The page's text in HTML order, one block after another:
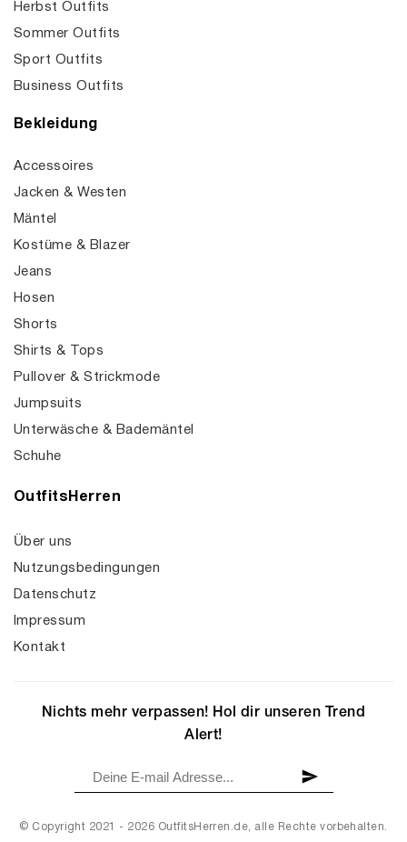
Herbst Outfits
Sommer Outfits
Sport Outfits
Business Outfits
Bekleidung
Accessoires
Jacken & Westen
Mäntel
Kostüme & Blazer
Jeans
Hosen
Shorts
Shirts & Tops
Pullover & Strickmode
Jumpsuits
Unterwäsche & Bademäntel
Schuhe
OutfitsHerren
Über uns
Nutzungsbedingungen
Datenschutz
Impressum
Kontakt
© Copyright 2021 - 2026 OutfitsHerren.de, alle Rechte vorbehalten.
Nichts mehr verpassen! Hol dir unseren Trend
Alert!